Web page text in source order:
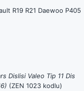
R19 R21 Daewoo P405
Dislisi Valeo Tip 11 Dis
(ZEN 1023 kodlu)